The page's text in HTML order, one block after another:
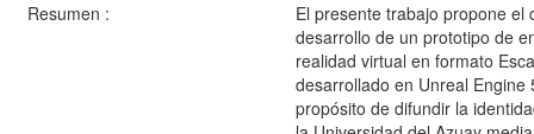
Resumen :
El presente trabajo propone el
desarrollo de un prototipo de
realidad virtual en formato
desarrollado en Unreal Engine
propósito de difundir la